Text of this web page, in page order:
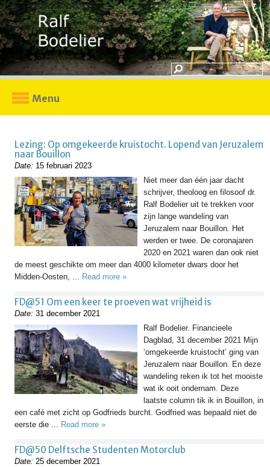
Menu
Lezing: Op omgekeerde kruistocht. Lopend van Jeruzalem
naar Bouillon
Date: 15 februari 2023
Niet meer dan één jaar dacht
schrijver, theoloog en filosoof dr.
Ralf Bodelier uit te trekken voor
zijn lange wandeling van
Jeruzalem naar Bouillon. Het
werden er twee. De coronajaren
2020 en 2021 waren dan ook niet
de meest geschikte om meer dan 4000 kilometer dwars door het
Midden-Oosten, ... Read more »
FD@51 Om een keer te proeven wat vrijheid is
Date: 31 december 2021
Ralf Bodelier. Financieele
Dagblad, 31 december 2021 Mijn
‘omgekeerde kruistocht’ ging van
Jeruzalem naar Bouillon. En deze
wandeling reken ik tot het mooiste
wat ik ooit ondernam. Deze
laatste column tik ik in Bouillon, in
een café met zicht op Godfrieds burcht. Godfried was bepaald niet de
eerste die ... Read more »
FD@50 Delftsche Studenten Motorclub
Date: 25 december 2021